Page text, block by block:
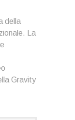
della
La
Gravity